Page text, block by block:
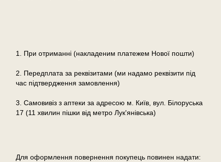
1. При отриманні (накладеним платежем Нової пошти)
2. Передплата за реквізитами (ми надамо реквізити під
час підтвердження замовлення)
3. Самовивіз з аптеки за адресою м. Київ, вул. Білоруська
17 (11 хвилин пішки від метро Лук'янівська)
Для оформлення повернення покупець повинен надати: